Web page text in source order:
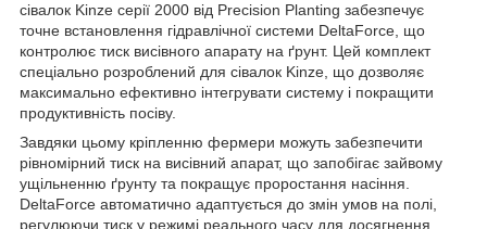
сівалок Kinze серії 2000 від Precision Planting забезпечує
точне встановлення гідравлічної системи DeltaForce, що
контролює тиск висівного апарату на ґрунт. Цей комплект
спеціально розроблений для сівалок Kinze, що дозволяє
максимально ефективно інтегрувати систему і покращити
продуктивність посіву.
Завдяки цьому кріпленню фермери можуть забезпечити
рівномірний тиск на висівний апарат, що запобігає зайвому
ущільненню ґрунту та покращує проростання насіння.
DeltaForce автоматично адаптується до змін умов на полі,
регулюючи тиск у режимі реального часу для досягнення